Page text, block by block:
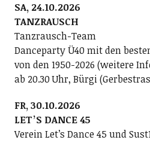
SA, 24.10.2026
TANZRAUSCH
Tanzrausch-Team
Danceparty Ü40 mit den
von den 1950-2026 (weitere
ab 20.30 Uhr, Bürgi
FR, 30.10.2026
LETʼS DANCE 45
Verein Letʼs Dance 45 und